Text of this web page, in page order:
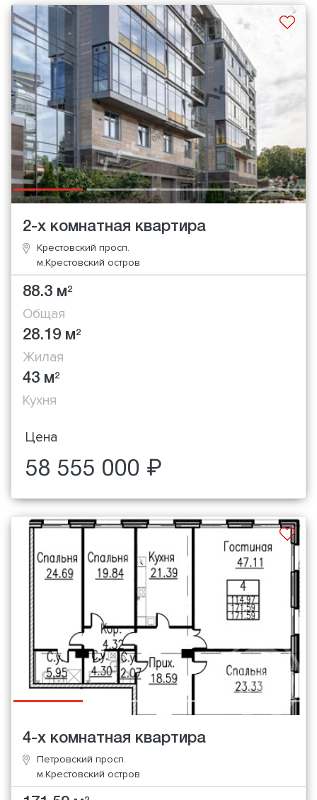
2-х комнатная квартира
Крестовский просп.
м.Крестовский остров
88.3 м2
Общая
28.19 м2
Жилая
43 м2
Кухня
Цена
58 555 000 ₽
4-х комнатная квартира
Петровский просп.
м.Крестовский остров